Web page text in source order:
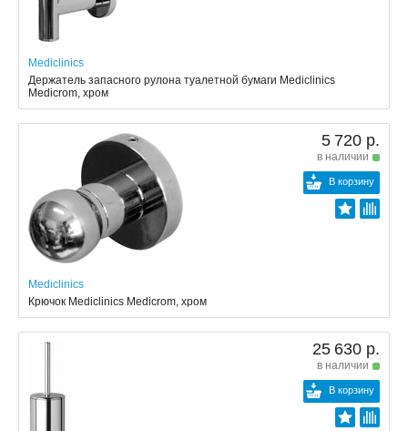
Mediclinics
Держатель запасного рулона туалетной бумаги Mediclinics
Medicrom, хром
5 720 р.
в наличии
В корзину
Mediclinics
Крючок Mediclinics Medicrom, хром
25 630 р.
в наличии
В корзину